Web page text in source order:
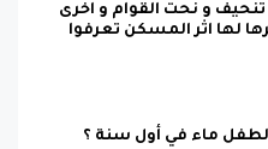
و نحت القوام و اخرى
لها اثر المسكن تعرفوا
ماء في أول سنة ؟